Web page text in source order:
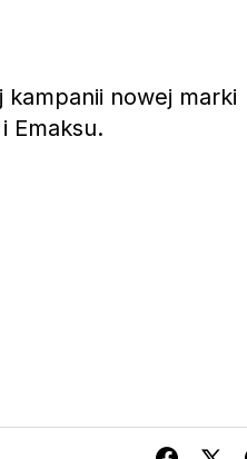
nowej marki
Emaksu.